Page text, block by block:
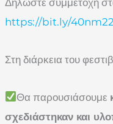
Δηλώστε συμμετοχή
https://bit.ly/
Στη διάρκεια του
Θα παρουσιάσουμε
σχεδιάστηκαν και